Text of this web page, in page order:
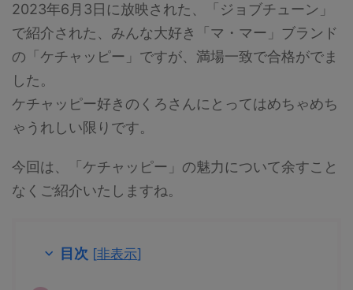
2023年6月3日に放映された、「ジョブチューン」
で紹介された、みんな大好き「マ・マー」ブランド
の「ケチャッピー」ですが、満場一致で合格がでま
した。
ケチャッピー好きのくろさんにとってはめちゃめち
ゃうれしい限りです。
今回は、「ケチャッピー」の魅力について余すこと
なくご紹介いたしますね。
目次 [非表示]